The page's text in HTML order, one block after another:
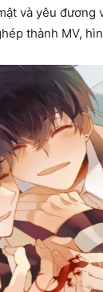
và yêu đương
thành MV,